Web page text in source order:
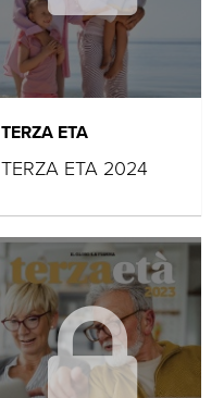
TERZA ETA
TERZA ETA 2024